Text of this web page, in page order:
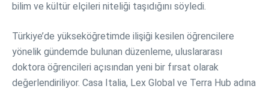
bilim ve kültür elçileri niteliği taşıdığını söyledi.
Türkiye’de yükseköğretimde ilişiği kesilen öğrencilere
yönelik gündemde bulunan düzenleme, uluslararası
doktora öğrencileri açısından yeni bir fırsat olarak
değerlendiriliyor. Casa Italia, Lex Global ve Terra Hub adına